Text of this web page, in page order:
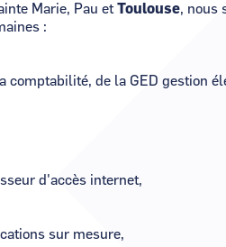
Marie, Pau et Toulouse, nous
:
comptabilité, de la GED gestion
d'accès internet,
sur mesure,